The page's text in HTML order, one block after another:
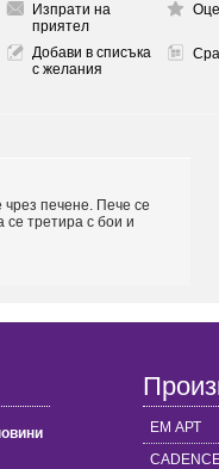
Изпрати на
приятел
Добави в списъка
с желания
печене. Пече се
се третира с бои и
ЕМ АРТ